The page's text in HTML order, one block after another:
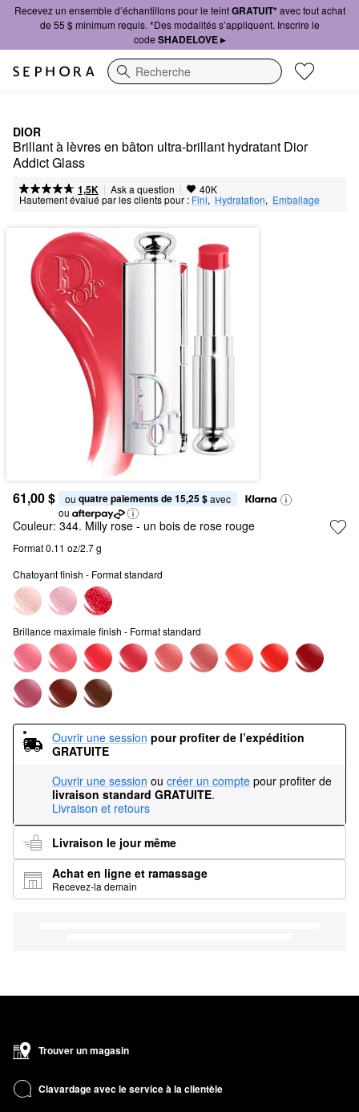
Recevez un ensemble d’échantillons pour le teintGRATUIT*avec tout achat
de 55 $ minimum requis. *Des modalités s’appliquent. Inscrire le
code SHADELOVE ▸
Recherche
DIOR
Brillant à lèvres en bâton ultra-brillant hydratant Dior
Addict Glass
1,5K | Ask a question | 40K
Hautement évalué par les clients pour : Fini, Hydratation, Emballage
61,00 $ ou quatre paiements de 15,25 $ avec
ou
Couleur: 344. Milly rose - un bois de rose rouge
Format 0.11 oz/2.7 g
Chatoyant finish - Format standard
Brillance maximale finish - Format standard
Ouvrir une session pour profiter de l’expédition
GRATUITE
Ouvrir une session ou créer un compte pour profiter de
livraison standard GRATUITE.
Livraison et retours
Livraison le jour même
Achat en ligne et ramassage
Recevez-la demain
Trouver un magasin
Clavardage avec le service à la clientèle